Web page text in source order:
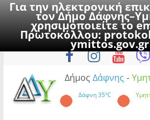
Για την ηλεκτρονική
τον Δήμο
χρησιμοποιείτε το
Πρωτοκόλλου:
ymittos.gov.gr
to
Σάββατο, 8 Αυγούστου
Δήμος Δάφνης -
Δάφνη35°C